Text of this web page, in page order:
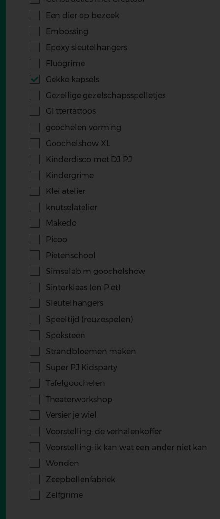
Een dier op bezoek
Embossing
Epoxy sleutelhangers
Fluogrime
Gekke kapsels
Gezellige gezelschapsspelletjes
Glittertattoos
goochelen vorming
Goochelshow XL
Kinderdisco met DJ PJ
Kindergrime
Klei atelier
knutselatelier
Makedo
Picoo
Pietenschool
Simsalabim goochelshow
Sinterklaas (en Piet)
Sleutelhangers
Speeltijd (reuzespelen)
Speksteen
Strandbloemen maken
Super PJ Kidsparty
Tafelgoochelen
Theaterworkshop
Versier je wiel
Voorstelling: de verhalenkoffer
Voorstelling: ik kan wat een ander niet kan
Wonden
Zeepbellenfabriek
Zelfgrime